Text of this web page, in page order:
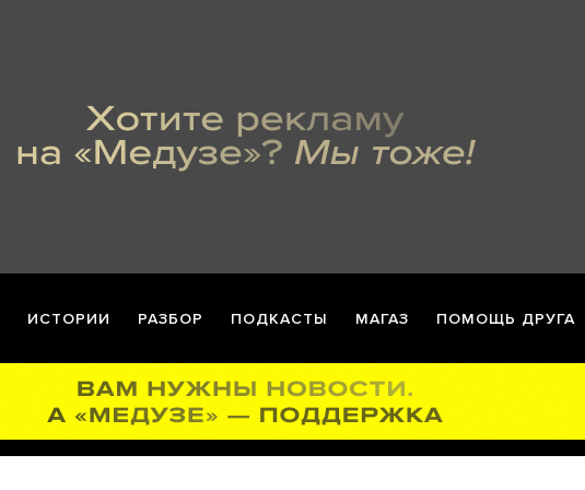
ИСТОРИИ РАЗБОР ПОДКАСТЫ МАГАЗ ПОМОЩЬ ДРУГА